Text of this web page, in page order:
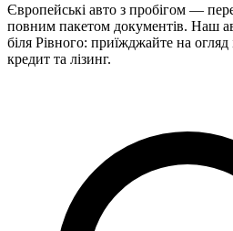
Європейські авто з пробігом —
повним пакетом документів. Наш
біля Рівного: приїжджайте на огляд
кредит та лізинг.